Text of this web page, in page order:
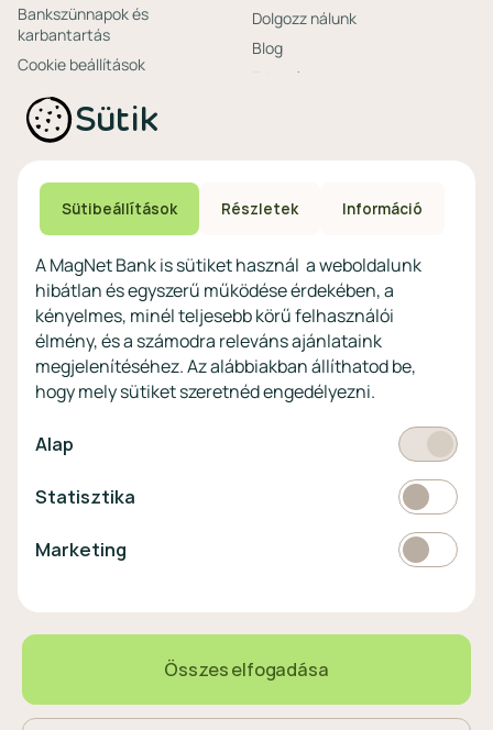
Bankszünnapok és
karbantartás
Cookie beállítások
Dolgozz nálunk
Blog
Friss hírek
Ajánlataink non-
profitoknak
számlacsomagok
Megtakarítások non-
profitoknak
Digitális szolgáltatások non-
profitoknak
eszközökön
Vértezze fel magát a
kibercsalásokkal
szemben!
Látogasson el a KiberPajzs
honlapra!
választó
EUR
Magyar
Sütik
Sütibeállítások Részletek Információ
A MagNet Bank is sütiket használ a weboldalunk
hibátlan és egyszerű működése érdekében, a
kényelmes, minél teljesebb körű felhasználói
élmény, és a számodra releváns ajánlataink
megjelenítéséhez. Az alábbiakban állíthatod be,
hogy mely sütiket szeretnéd engedélyezni.
Alap Kötelező
Statisztika Statisztikai
Marketing Marketing
Összes elfogadása